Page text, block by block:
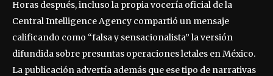
Horas después, incluso la propia vocería oficial de la
Central Intelligence Agency compartió un mensaje
calificando como “falsa y sensacionalista” la versión
difundida sobre presuntas operaciones letales en México.
La publicación advertía además que ese tipo de narrativas